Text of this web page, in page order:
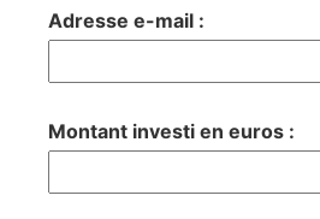
Adresse e-mail :
Montant investi en euros :